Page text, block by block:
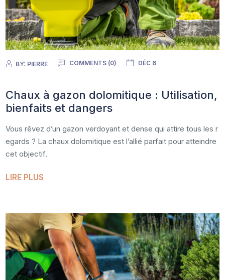
BY: PIERRE COMMENTS (0) DÉC 6
Chaux à gazon dolomitique : Utilisation,
bienfaits et dangers
Vous rêvez d’un gazon verdoyant et dense qui attire tous les r
egards ? La chaux dolomitique est l’allié parfait pour atteindre
cet objectif.
LIRE PLUS